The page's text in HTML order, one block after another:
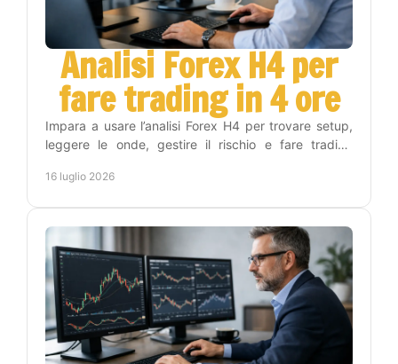
Analisi Forex H4 per
fare trading in 4 ore
Impara a usare l’analisi Forex H4 per trovare setup,
leggere le onde, gestire il rischio e fare trading
16 luglio 2026